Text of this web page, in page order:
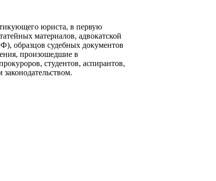
юриста, в первую
материалов, адвокатской
образцов судебных документов
произошедшие в
студентов, аспирантов,